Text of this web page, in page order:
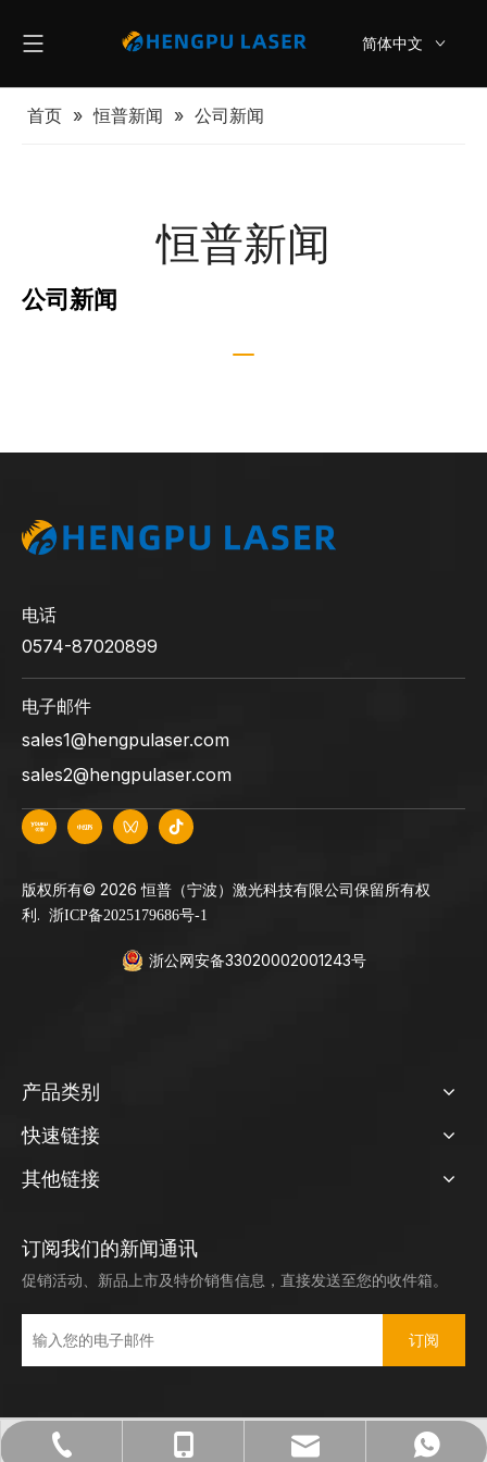
简体中文
首页 » 恒普新闻 » 公司新闻
恒普新闻
公司新闻
电话
0574-87020899
电子邮件
sales1@hengpulaser.com
sales2@hengpulaser.com
版权所有© 2026 恒普（宁波）激光科技有限公司保留所有权
利. 浙ICP备2025179686号-1
浙公网安备33020002001243号
产品类别
0574-87020899
sales1@hengpulaser.com
快速链接
其他链接
订阅我们的新闻通讯
促销活动、新品上市及特价销售信息，直接发送至您的收件箱。
订阅